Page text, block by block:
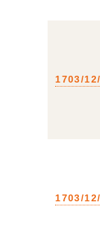
1703/
1703/